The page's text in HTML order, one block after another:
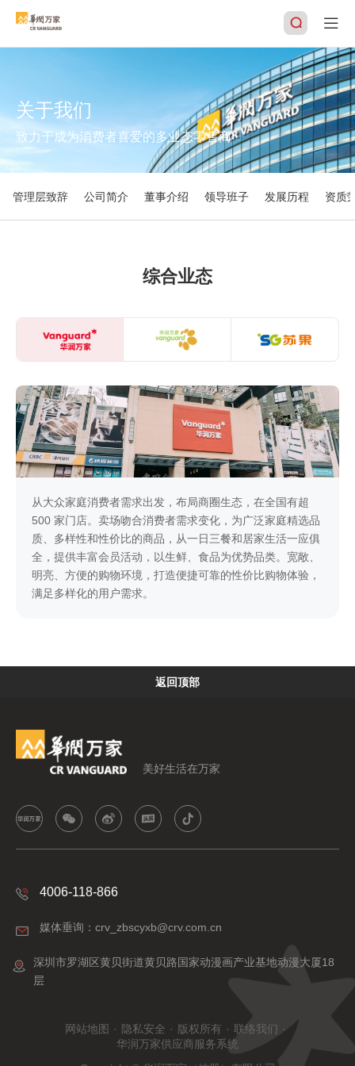
搜索
关于我们
致力于成为消费者喜爱的多业态零售商
管理层致辞 公司简介 董事介绍 领导班子 发展历程 资质
综合业态
从大众家庭消费者需求出发，布局商圈生态，在全国有超
500 家门店。卖场吻合消费者需求变化，为广泛家庭精选品
质、多样性和性价比的商品，从一日三餐和居家生活一应俱
全，提供丰富会员活动，以生鲜、食品为优势品类。宽敞、
明亮、方便的购物环境，打造便捷可靠的性价比购物体验，
满足多样化的用户需求。
返回顶部
美好生活在万家
4006-118-866
媒体垂询：crv_zbscyxb@crv.com.cn
深圳市罗湖区黄贝街道黄贝路国家动漫画产业基地动漫大厦18
层
网站地图 · 隐私安全 · 版权所有 · 联络我们 ·
华润万家供应商服务系统